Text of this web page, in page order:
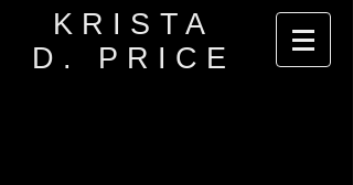
KRISTA
D. PRICE